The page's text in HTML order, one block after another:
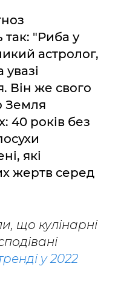
так: "Риба у
астролог,
Він же свого
Земля
40 років без
які
жертв серед
що кулінарні
у 2022